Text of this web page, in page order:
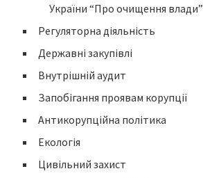
України “Про очищення влади”
Регуляторна діяльність
Державні закупівлі
Внутрішній аудит
Запобігання проявам корупції
Антикорупційна політика
Екологія
Цивільний захист